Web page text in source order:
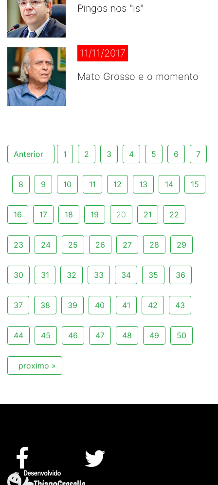
Pingos nos "is"
11/11/2017
Mato Grosso e o momento
Anterior 1 2 3 4 5 6 7
8 9 10 11 12 13 14 15
16 17 18 19 20 21 22
23 24 25 26 27 28 29
30 31 32 33 34 35 36
37 38 39 40 41 42 43
44 45 46 47 48 49 50
proximo »